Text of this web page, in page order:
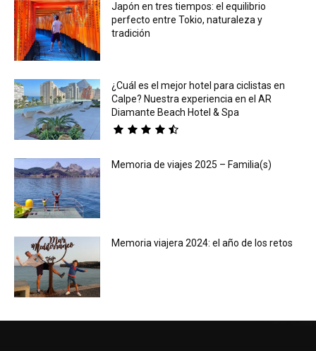
Japón en tres tiempos: el equilibrio
perfecto entre Tokio, naturaleza y
tradición
¿Cuál es el mejor hotel para ciclistas en
Calpe? Nuestra experiencia en el AR
Diamante Beach Hotel & Spa
Memoria de viajes 2025 – Familia(s)
Memoria viajera 2024: el año de los retos